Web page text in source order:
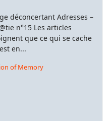
déconcertant Adresses –
n°15 Les articles
que ce qui se cache
en...
of Memory